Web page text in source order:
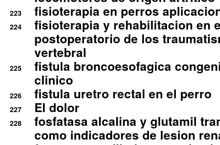
223 fisioterapia en perros
224
fisioterapia y rehabilitacion en
postoperatorio de los
vertebral
225
fistula broncoesofagica
clinico
226 fistula uretro rectal en el perro
227 El dolor
228
fosfatasa alcalina y glutamil
como indicadores de lesion